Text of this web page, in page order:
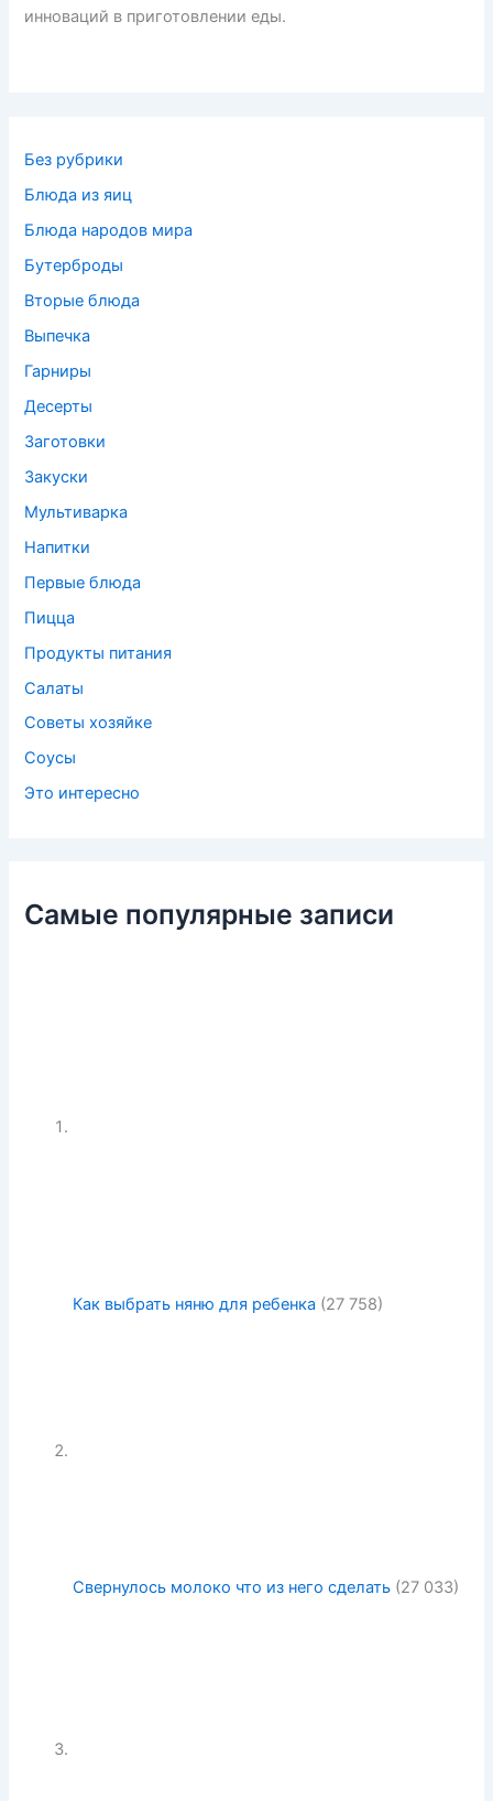
инноваций в приготовлении еды.
Без рубрики
Блюда из яиц
Блюда народов мира
Бутерброды
Вторые блюда
Выпечка
Гарниры
Десерты
Заготовки
Закуски
Мультиварка
Напитки
Первые блюда
Пицца
Продукты питания
Салаты
Советы хозяйке
Соусы
Это интересно
Самые популярные записи
Как выбрать няню для ребенка (27 758)
Свернулось молоко что из него сделать (27 033)